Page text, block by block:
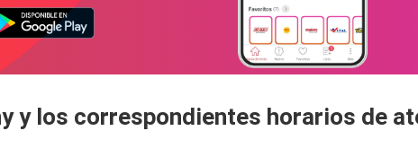
y los correspondientes horarios de